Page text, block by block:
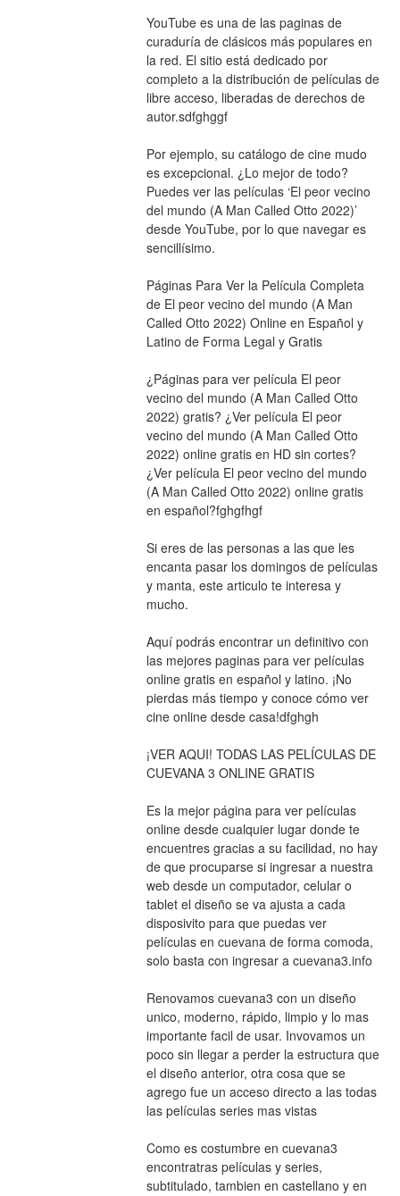
YouTube es una de las paginas de
curaduría de clásicos más populares en
la red. El sitio está dedicado por
completo a la distribución de películas de
libre acceso, liberadas de derechos de
autor.sdfghggf
Por ejemplo, su catálogo de cine mudo
es excepcional. ¿Lo mejor de todo?
Puedes ver las películas ‘El peor vecino
del mundo (A Man Called Otto 2022)’
desde YouTube, por lo que navegar es
sencillísimo.
Páginas Para Ver la Película Completa
de El peor vecino del mundo (A Man
Called Otto 2022) Online en Español y
Latino de Forma Legal y Gratis
¿Páginas para ver película El peor
vecino del mundo (A Man Called Otto
2022) gratis? ¿Ver película El peor
vecino del mundo (A Man Called Otto
2022) online gratis en HD sin cortes?
¿Ver película El peor vecino del mundo
(A Man Called Otto 2022) online gratis
en español?fghgfhgf
Si eres de las personas a las que les
encanta pasar los domingos de películas
y manta, este articulo te interesa y
mucho.
Aquí podrás encontrar un definitivo con
las mejores paginas para ver películas
online gratis en español y latino. ¡No
pierdas más tiempo y conoce cómo ver
cine online desde casa!dfghgh
¡VER AQUI! TODAS LAS PELÍCULAS DE
CUEVANA 3 ONLINE GRATIS
Es la mejor página para ver películas
online desde cualquier lugar donde te
encuentres gracias a su facilidad, no hay
de que procuparse si ingresar a nuestra
web desde un computador, celular o
tablet el diseño se va ajusta a cada
disposivito para que puedas ver
películas en cuevana de forma comoda,
solo basta con ingresar a cuevana3.info
Renovamos cuevana3 con un diseño
unico, moderno, rápido, limpio y lo mas
importante facil de usar. Invovamos un
poco sin llegar a perder la estructura que
el diseño anterior, otra cosa que se
agrego fue un acceso directo a las todas
las películas series mas vistas
Como es costumbre en cuevana3
encontratras películas y series,
subtitulado, tambien en castellano y en